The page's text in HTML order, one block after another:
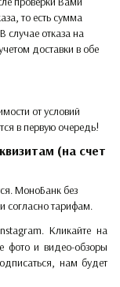
то есть сумма
случае отказа на
доставки в обе
от условий
в первую очередь!
(на счет
МоноБанк без
согласно тарифам.
Кликайте на
фото и видео-обзоры
нам будет